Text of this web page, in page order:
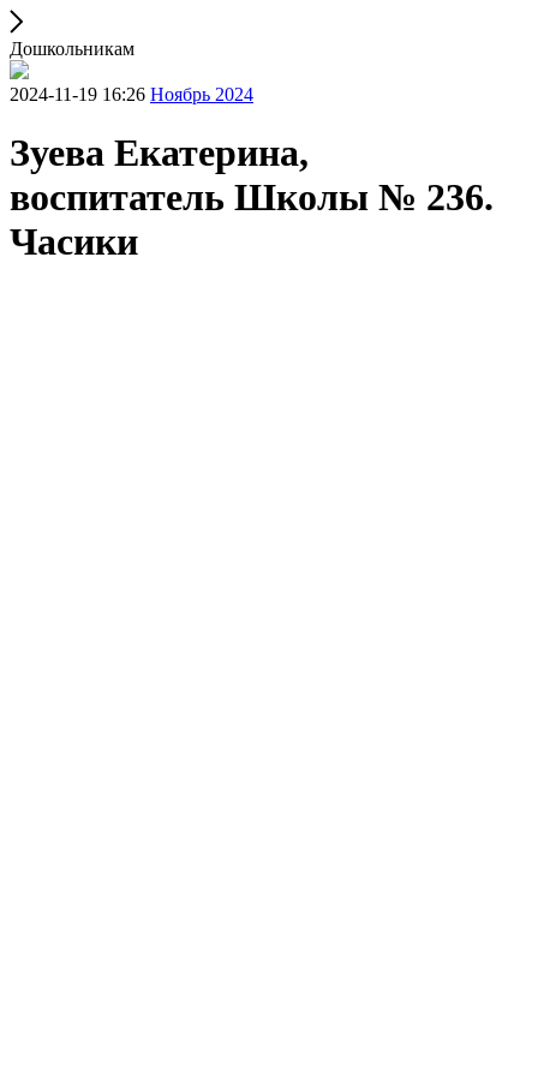
Дошкольникам
2024-11-19 16:26 Ноябрь 2024
Зуева Екатерина,
воспитатель Школы № 236.
Часики